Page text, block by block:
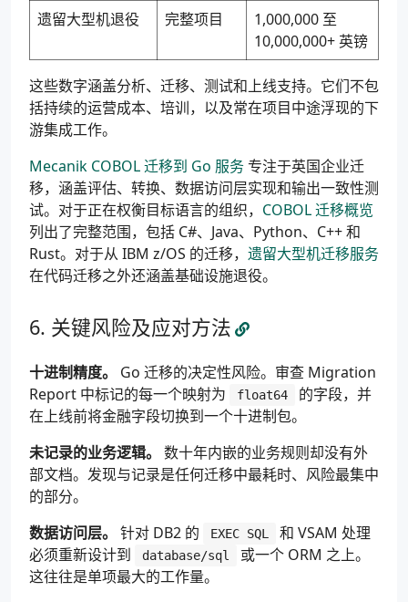
遗留大型机退役
完整项目
1,000,000 至
10,000,000+ 英镑
这些数字涵盖分析、迁移、测试和上线支持。它们不包
括持续的运营成本、培训，以及常在项目中途浮现的下
游集成工作。
Mecanik COBOL 迁移到 Go 服务专注于英国企业迁
移，涵盖评估、转换、数据访问层实现和输出一致性测
试。对于正在权衡目标语言的组织， COBOL 迁移概览
列出了完整范围，包括 C#、Java、Python、C++ 和
Rust。对于从 IBM z/OS 的迁移， 遗留大型机迁移服务
在代码迁移之外还涵盖基础设施退役。
关键风险及应对方法
十进制精度。
Go 迁移的决定性风险。审查 Migration
Report 中标记的每一个映射为
float64
的字段，并
在上线前将金融字段切换到一个十进制包。
未记录的业务逻辑。 数十年内嵌的业务规则却没有外
部文档。发现与记录是任何迁移中最耗时、风险最集中
的部分。
数据访问层。 针对 DB2 的 EXEC SQL
和 VSAM 处理
必须重新设计到
database/sql
或一个 ORM 之上。
这往往是单项最大的工作量。